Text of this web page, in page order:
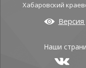
Хабаровский
Наши